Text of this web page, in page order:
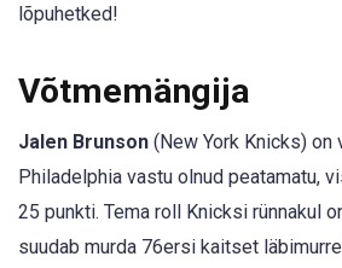
lõpuhetked!
Võtmemängija
Jalen Brunson (New York Knicks)
Philadelphia vastu olnud peatamatu,
25 punkti. Tema roll Knicksi rünnakul
suudab murda 76ersi kaitset